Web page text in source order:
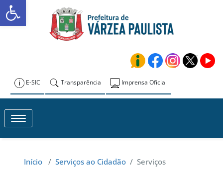
Skip
to
Prefeitura de
E-SIC Transparência Imprensa Oficial
Toggle navigation
Início / Serviços ao Cidadão / Serviços